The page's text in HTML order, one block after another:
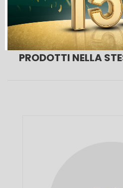
PRODOTTI NELLA